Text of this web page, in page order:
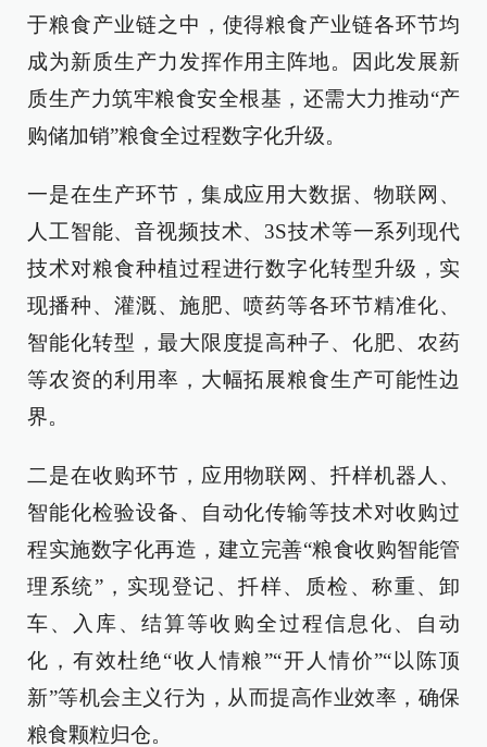
于粮食产业链之中，使得粮食产业链各环节均
成为新质生产力发挥作用主阵地。因此发展新
质生产力筑牢粮食安全根基，还需大力推动“产
购储加销”粮食全过程数字化升级。
一是在生产环节，集成应用大数据、物联网、
人工智能、音视频技术、3S技术等一系列现代
技术对粮食种植过程进行数字化转型升级，实
现播种、灌溉、施肥、喷药等各环节精准化、
智能化转型，最大限度提高种子、化肥、农药
等农资的利用率，大幅拓展粮食生产可能性边
界。
二是在收购环节，应用物联网、扦样机器人、
智能化检验设备、自动化传输等技术对收购过
程实施数字化再造，建立完善“粮食收购智能管
理系统”，实现登记、扦样、质检、称重、卸
车、入库、结算等收购全过程信息化、自动
化，有效杜绝“收人情粮”“开人情价”“以陈顶
新”等机会主义行为，从而提高作业效率，确保
粮食颗粒归仓。